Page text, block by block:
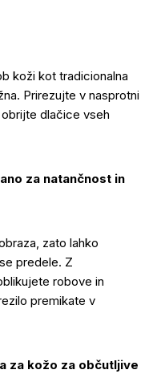
koži kot tradicionalna
Prirezujte v nasprotni
dlačice vseh
za natančnost in
zato lahko
predele. Z
robove in
premikate v
za kožo za občutljive